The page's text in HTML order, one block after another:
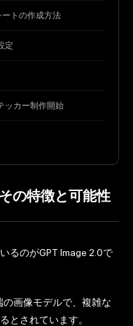
ートの作成方法
定
ッカー制作開始
の特徴と可能性
るのがGPT Image 2.0で
画像モデルで、複雑な
とされています。